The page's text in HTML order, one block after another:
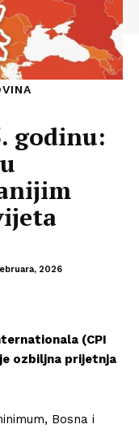
godinu:
2026
(CPI
ozbiljna prijetnja
Bosna i